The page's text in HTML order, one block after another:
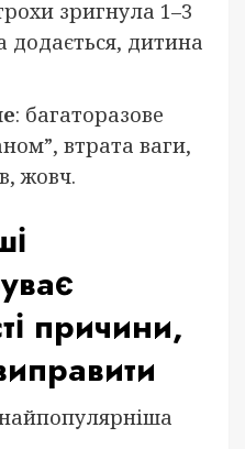
зригнула 1–3
додається, дитина
: багаторазове
втрата ваги,
жовч.
причини,